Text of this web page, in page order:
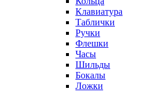
Клавиатура
Таблички
Ручки
Флешки
Часы
Шильды
Бокалы
Ложки